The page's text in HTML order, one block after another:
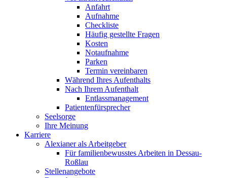
Anfahrt
Aufnahme
Checkliste
Häufig gestellte Fragen
Kosten
Notaufnahme
Parken
Termin vereinbaren
Während Ihres Aufenthalts
Nach Ihrem Aufenthalt
Entlassmanagement
Patientenfürsprecher
Seelsorge
Ihre Meinung
Karriere
Alexianer als Arbeitgeber
Für familienbewusstes Arbeiten in Dessau-
Roßlau
Stellenangebote